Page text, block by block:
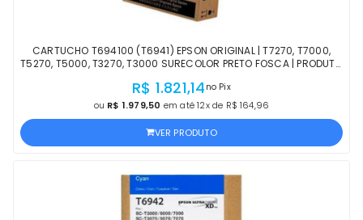
CARTUCHO T694100 (T6941) EPSON ORIGINAL | T7270, T7000,
T5270, T5000, T3270, T3000 SURECOLOR PRETO FOSCA | PRODUTO
R$ 1.821,14 no Pix
ou R$ 1.979,50 em até 12x de R$ 164,96
VER PRODUTO